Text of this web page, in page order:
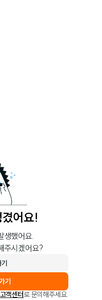
어요!
생했어요.
주시겠어요?
기
고객센터로 문의해주세요.